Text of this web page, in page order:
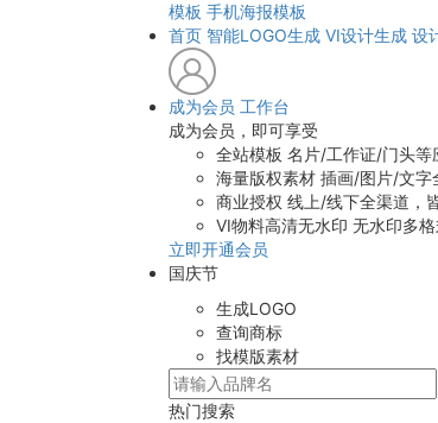
模板 手机海报模板
首页 智能LOGO生成 VI设计生成 设
成为会员 工作台
成为会员，即可享受
全站模板 名片/工作证/门头等
海量版权素材 插画/图片/文字
商业授权 线上/线下全渠道，
VI物料高清无水印 无水印多
立即开通会员
国庆节
生成LOGO
查询商标
找模版素材
热门搜索